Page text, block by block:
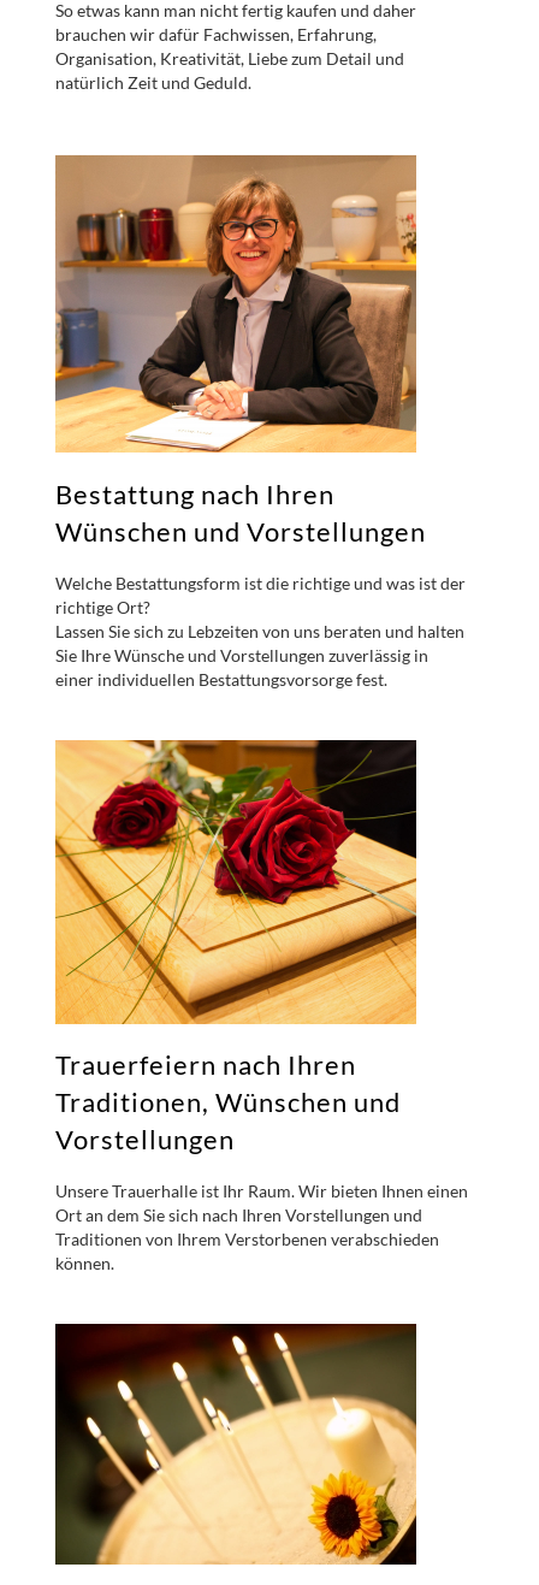
So etwas kann man nicht fertig kaufen und daher
brauchen wir dafür Fachwissen, Erfahrung,
Organisation, Kreativität, Liebe zum Detail und
natürlich Zeit und Geduld.
Bestattung nach Ihren
Wünschen und Vorstellungen
Welche Bestattungsform ist die richtige und was ist der
richtige Ort?
Lassen Sie sich zu Lebzeiten von uns beraten und halten
Sie Ihre Wünsche und Vorstellungen zuverlässig in
einer individuellen Bestattungsvorsorge fest.
Trauerfeiern nach Ihren
Traditionen, Wünschen und
Vorstellungen
Unsere Trauerhalle ist Ihr Raum. Wir bieten Ihnen einen
Ort an dem Sie sich nach Ihren Vorstellungen und
Traditionen von Ihrem Verstorbenen verabschieden
können.